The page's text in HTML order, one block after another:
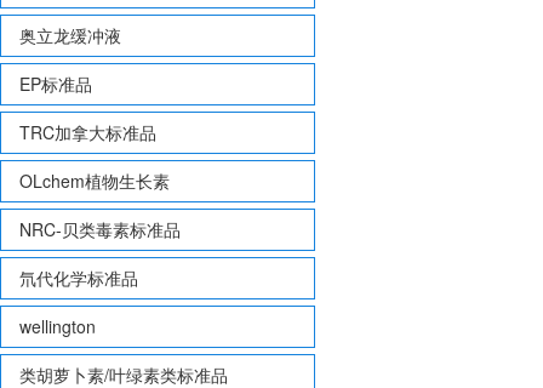
奥立龙缓冲液
EP标准品
TRC加拿大标准品
OLchem植物生长素
NRC-贝类毒素标准品
氘代化学标准品
wellington
类胡萝卜素/叶绿素类标准品